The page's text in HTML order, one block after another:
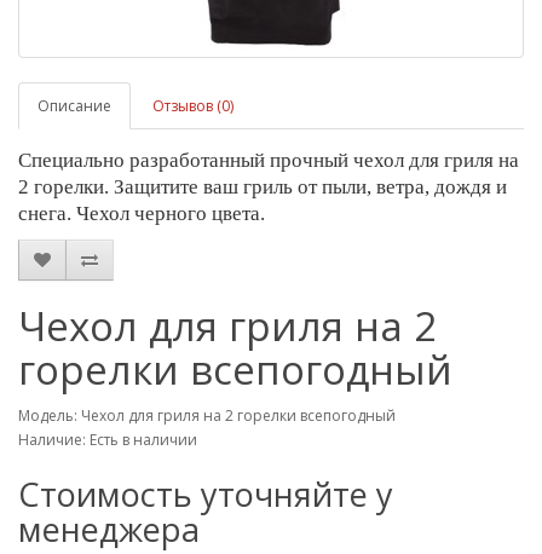
Описание Отзывов (0)
Специально разработанный прочный чехол для гриля на
2 горелки. Защитите ваш гриль от пыли, ветра, дождя и
снега. Чехол черного цвета.
Чехол для гриля на 2
горелки всепогодный
Модель: Чехол для гриля на 2 горелки всепогодный
Наличие: Есть в наличии
Стоимость уточняйте у
менеджера